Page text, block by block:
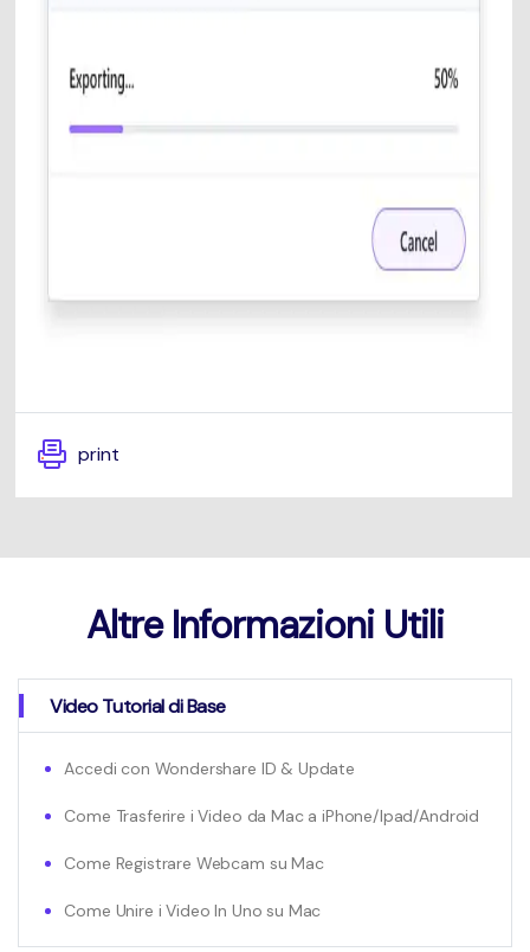
print
Altre Informazioni Utili
Video Tutorial di Base
Accedi con Wondershare ID & Update
Come Trasferire i Video da Mac a iPhone/Ipad/Android
Come Registrare Webcam su Mac
Come Unire i Video In Uno su Mac